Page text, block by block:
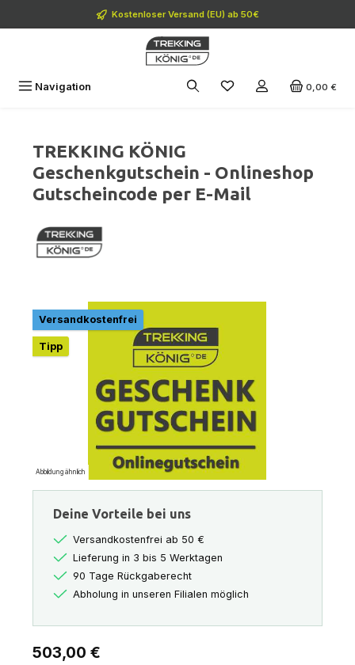
Zum Hauptinhalt springenKostenloser Versand (EU) ab 50€
Navigation 0,00 €
TREKKING KÖNIG
Geschenkgutschein - Onlineshop
Gutscheincode per E-Mail
Bildergalerie überspringen
Versandkostenfrei
Tipp
Abbildung ähnlich
Deine Vorteile bei uns
Versandkostenfrei ab 50 €
Lieferung in 3 bis 5 Werktagen
90 Tage Rückgaberecht
Abholung in unseren Filialen möglich
Regulärer Preis:
503,00 €